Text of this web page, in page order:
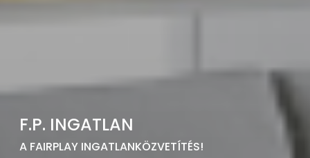
F.P. INGATLAN
A FAIRPLAY INGATLANKÖZVETÍTÉS!